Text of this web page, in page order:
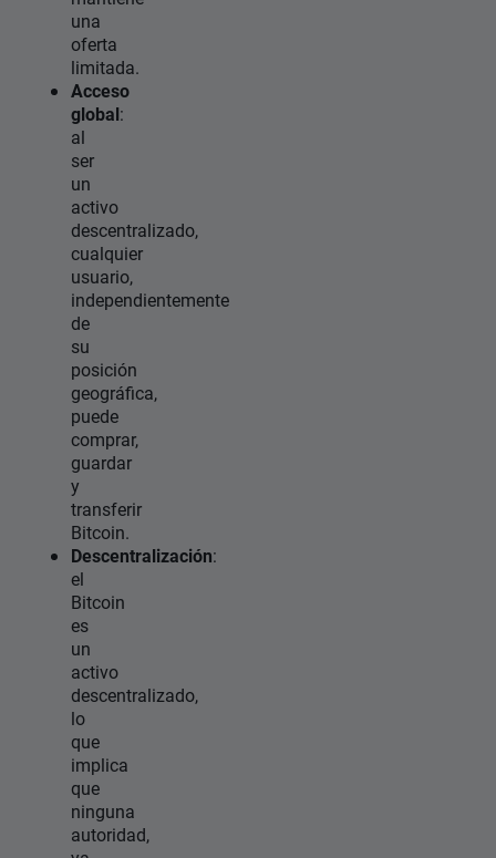
una
oferta
limitada.
Acceso
global:
al
ser
un
activo
descentralizado,
cualquier
usuario,
independientemente
de
su
posición
geográfica,
puede
comprar,
guardar
y
transferir
Bitcoin.
Descentralización:
el
Bitcoin
es
un
activo
descentralizado,
lo
que
implica
que
ninguna
autoridad,